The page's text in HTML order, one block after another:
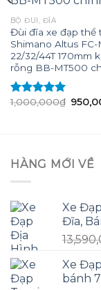
BỘ ĐÙI, ĐĨA
Đùi đĩa xe đạp thể
Shimano Altus FC-
22/32/44T 170mm
rỗng BB-MT500
Được xếp
1,000,000₫ Giá
HÀNG MỚI VỀ
Xe
Đĩa,
Xe
bánh